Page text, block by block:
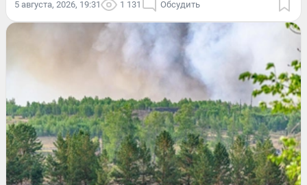
5 августа, 2026, 19:31 1 131 Обсудить